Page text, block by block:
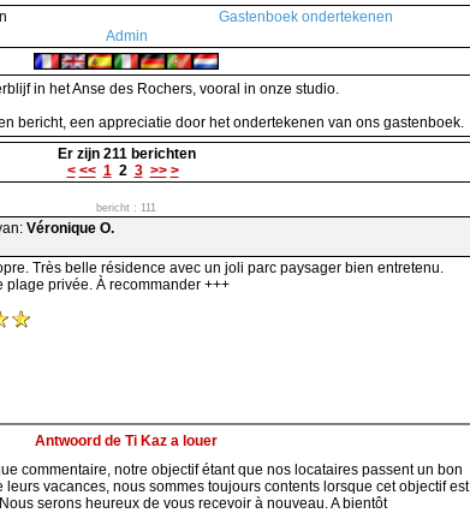
Gastenboek ondertekenen
Admin
in het Anse des Rochers, vooral in onze studio.
bericht, een appreciatie door het ondertekenen van ons gastenboek.
Er zijn 211 berichten
< << 1 2 3 >> >
bericht : 111
Véronique O.
Très belle résidence avec un joli parc paysager bien entretenu.
privée. À recommander +++
Antwoord de Ti Kaz a louer
commentaire, notre objectif étant que nos locataires passent un bon
vacances, nous sommes toujours contents lorsque cet objectif est
serons heureux de vous recevoir à nouveau. A bientôt